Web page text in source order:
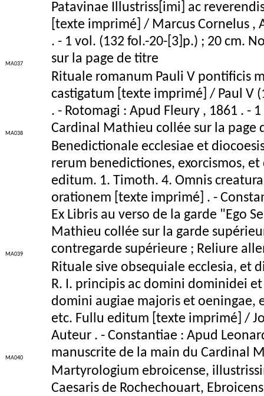
MA037
Patavinae Illustriss[imi] ac
[texte imprimé] / Marcus Cornelus ,
. - 1 vol. (132 fol.-20-[3]p.) ; 20 cm.
sur la page de titre
MA038
Rituale romanum Pauli V pontificis
castigatum [texte imprimé] / Paul V
. - Rotomagi : Apud Fleury , 1861 . -
Cardinal Mathieu collée sur la page
MA039
Benedictionale ecclesiae et
rerum benedictiones, exorcismos,
editum. 1. Timoth. 4. Omnis
orationem [texte imprimé] . -
Ex Libris au verso de la garde "Ego
Mathieu collée sur la garde
contregarde supérieure ; Reliure
MA040
Rituale sive obsequiale ecclesia, et
R. I. principis ac domini dominidei
domini augiae majoris et oeningae,
etc. Fullu editum [texte imprimé] /
Auteur . - Constantiae : Apud
manuscrite de la main du Cardinal
Martyrologium ebroicense,
Caesaris de Rochechouart,